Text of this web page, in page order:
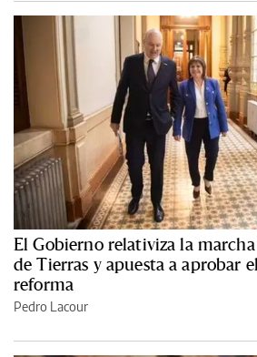
El Gobierno relativiza la
de Tierras y apuesta a aprobar
reforma
Pedro Lacour